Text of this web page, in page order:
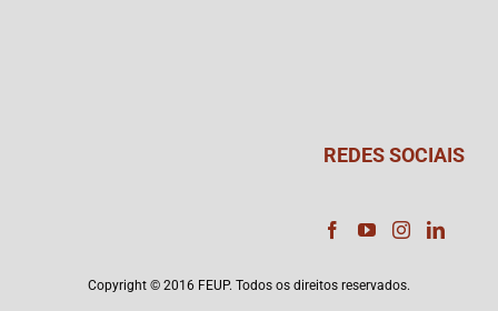
REDES SOCIAIS
Copyright © 2016 FEUP. Todos os direitos reservados.